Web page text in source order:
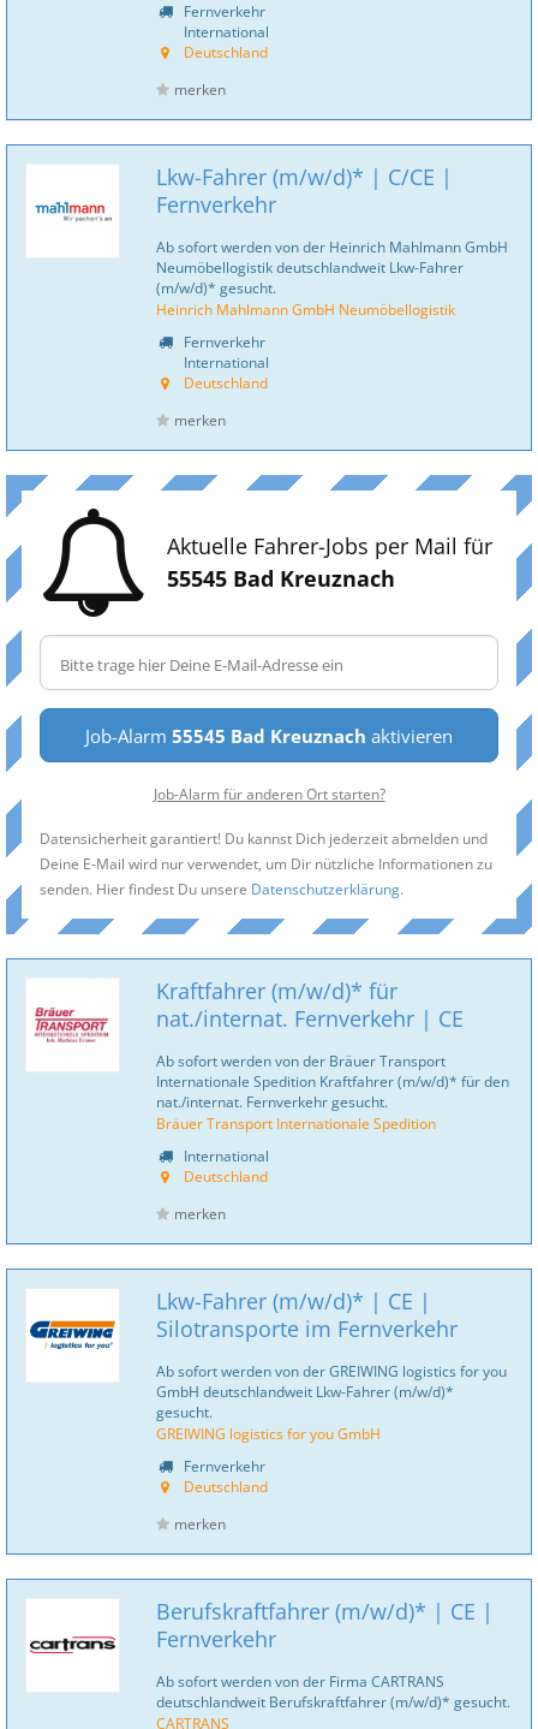
Fernverkehr
International
Deutschland
merken
Lkw-Fahrer (m/w/d)* | C/CE |
Fernverkehr
Ab sofort werden von der Heinrich Mahlmann GmbH
Neumöbellogistik deutschlandweit Lkw-Fahrer
(m/w/d)* gesucht.
Heinrich Mahlmann GmbH Neumöbellogistik
Fernverkehr
International
Deutschland
merken
Aktuelle Fahrer-Jobs per Mail für
55545 Bad Kreuznach
Job-Alarm 55545 Bad Kreuznach aktivieren
Job-Alarm für anderen Ort starten?
Datensicherheit garantiert! Du kannst Dich jederzeit abmelden und
Deine E-Mail wird nur verwendet, um Dir nützliche Informationen zu
senden. Hier findest Du unsere Datenschutzerklärung.
Kraftfahrer (m/w/d)* für
nat./internat. Fernverkehr | CE
Ab sofort werden von der Bräuer Transport
Internationale Spedition Kraftfahrer (m/w/d)* für den
nat./internat. Fernverkehr gesucht.
Bräuer Transport Internationale Spedition
International
Deutschland
merken
Lkw-Fahrer (m/w/d)* | CE |
Silotransporte im Fernverkehr
Ab sofort werden von der GREIWING logistics for you
GmbH deutschlandweit Lkw-Fahrer (m/w/d)*
gesucht.
GREIWING logistics for you GmbH
Fernverkehr
Deutschland
merken
Berufskraftfahrer (m/w/d)* | CE |
Fernverkehr
Ab sofort werden von der Firma CARTRANS
deutschlandweit Berufskraftfahrer (m/w/d)* gesucht.
CARTRANS